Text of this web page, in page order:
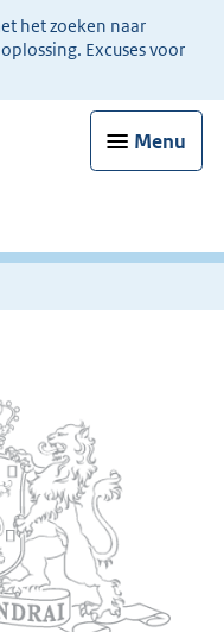
het zoeken naar
Excuses voor
Menu